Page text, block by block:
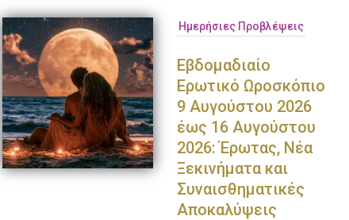
Ημερήσιες Προβλέψεις
Εβδομαδιαίο
Ερωτικό Ωροσκόπιο
9 Αυγούστου 2026
έως 16 Αυγούστου
2026: Έρωτας, Νέα
Ξεκινήματα και
Συναισθηματικές
Αποκαλύψεις